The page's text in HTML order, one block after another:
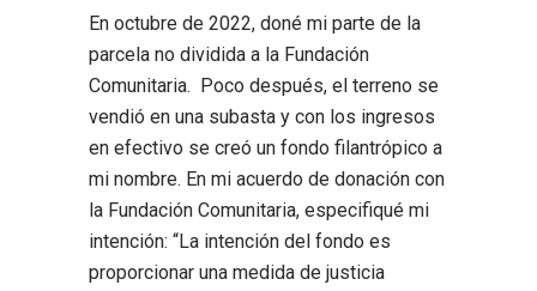
En octubre de 2022, doné mi parte de la
parcela no dividida a la Fundación
Comunitaria. Poco después, el terreno se
vendió en una subasta y con los ingresos
en efectivo se creó un fondo filantrópico a
mi nombre. En mi acuerdo de donación con
la Fundación Comunitaria, especifiqué mi
intención: “La intención del fondo es
proporcionar una medida de justicia